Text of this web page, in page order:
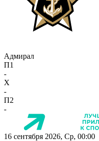
Адмирал
П1
-
X
-
П2
-
16 сентября 2026, Ср, 00:00